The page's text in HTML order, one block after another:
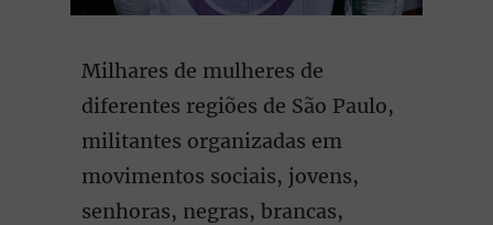
Milhares de mulheres de
diferentes regiões de São Paulo,
militantes organizadas em
movimentos sociais, jovens,
senhoras, negras, brancas,